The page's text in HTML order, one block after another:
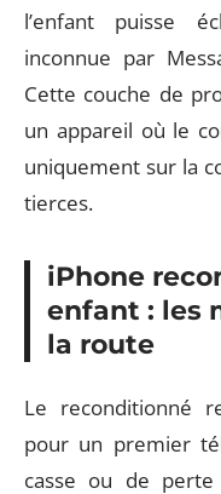
l’enfant puisse
inconnue par
Cette couche de
un appareil où le
uniquement sur la
tierces.
iPhone
enfant : les
la route
Le reconditionné
pour un premier
casse ou de